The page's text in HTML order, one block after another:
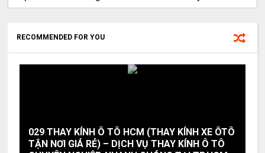
RECOMMENDED FOR YOU
029 THAY KÍNH Ô TÔ HCM (THAY KÍNH XE ÔTÔ
TẬN NƠI GIÁ RẺ) – DỊCH VỤ THAY KÍNH Ô TÔ